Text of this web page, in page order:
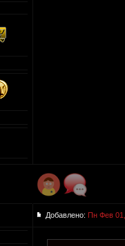
Добавлено: Пн Фев